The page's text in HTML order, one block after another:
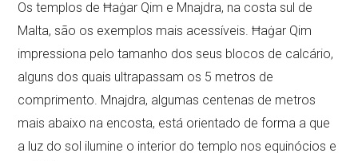
Os templos de Ħaġar Qim e Mnajdra, na costa sul de
Malta, são os exemplos mais acessíveis. Ħaġar Qim
impressiona pelo tamanho dos seus blocos de calcário,
alguns dos quais ultrapassam os 5 metros de
comprimento. Mnajdra, algumas centenas de metros
mais abaixo na encosta, está orientado de forma a que
a luz do sol ilumine o interior do templo nos equinócios e